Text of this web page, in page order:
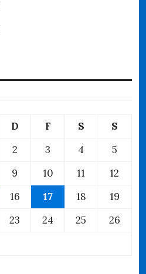
D F S
S
2 3 4
5
9 10 11
12
16 17 18
19
23 24 25
26